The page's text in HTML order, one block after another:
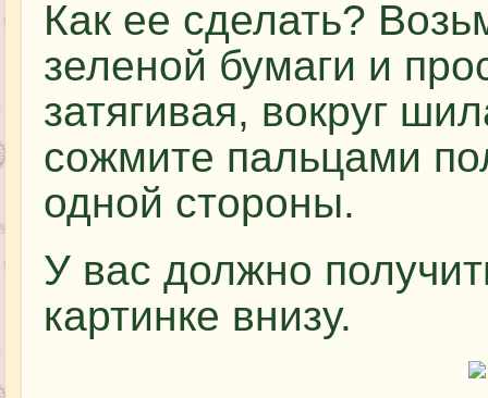
Как ее сделать?
зеленой бумаги и
затягивая, вокруг
сожмите пальцами
одной стороны.
У вас должно
картинке внизу.